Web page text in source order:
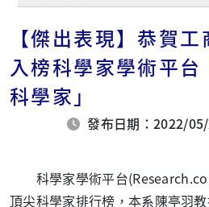
【傑出表現】恭賀
入榜科學家學術平
科學家」
發布日期：2022/
科學家學術平台
頂尖科學家排行榜，本系陳亭羽